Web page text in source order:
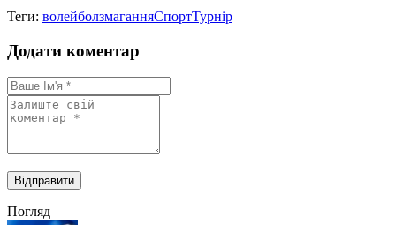
Теги: волейболзмаганняСпортТурнір
Додати коментар
Погляд